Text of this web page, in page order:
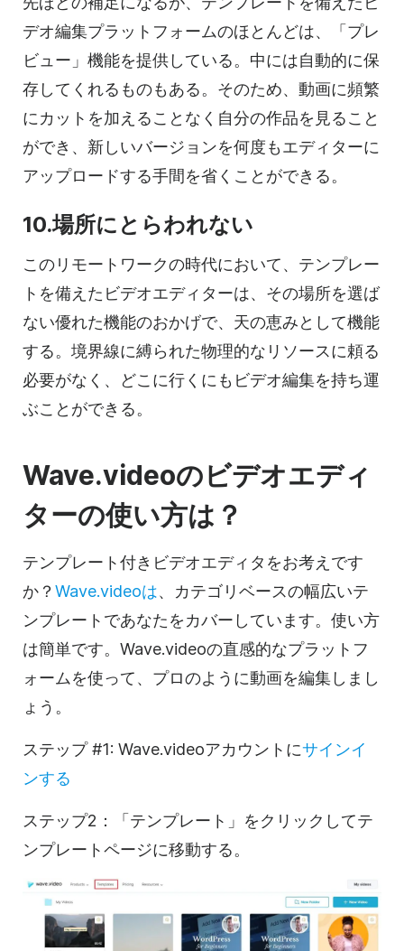
デオ編集プラットフォームのほとんどは、「プレ
ビュー」機能を提供している。中には自動的に保
存してくれるものもある。そのため、動画に頻繁
にカットを加えることなく自分の作品を見ること
ができ、新しいバージョンを何度もエディターに
アップロードする手間を省くことができる。
10.場所にとらわれない
このリモートワークの時代において、テンプレー
トを備えたビデオエディターは、その場所を選ば
ない優れた機能のおかげで、天の恵みとして機能
する。境界線に縛られた物理的なリソースに頼る
必要がなく、どこに行くにもビデオ編集を持ち運
ぶことができる。
Wave.videoのビデオエディ
ターの使い方は？
テンプレート付きビデオエディタをお考えです
か？ Wave.videoは、カテゴリベースの幅広いテ
ンプレートであなたをカバーしています。使い方
は簡単です。Wave.videoの直感的なプラットフ
ォームを使って、プロのように動画を編集しまし
ょう。
ステップ #1: Wave.videoアカウントにサインイ
ンする
ステップ2：「テンプレート」をクリックしてテ
ンプレートページに移動する。